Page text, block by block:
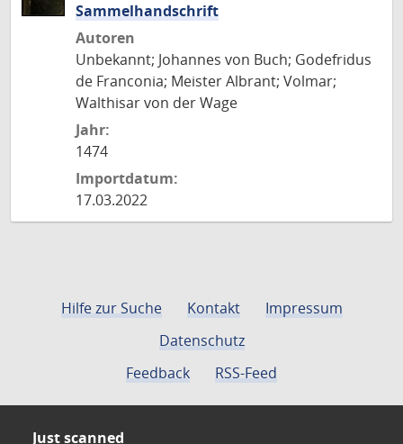
Sammelhandschrift
Autoren
Unbekannt; Johannes von Buch; Godefridus
de Franconia; Meister Albrant; Volmar;
Walthisar von der Wage
Jahr:
1474
Importdatum:
17.03.2022
Hilfe zur Suche Kontakt
Impressum
Datenschutz
Feedback
RSS-Feed
Just scanned